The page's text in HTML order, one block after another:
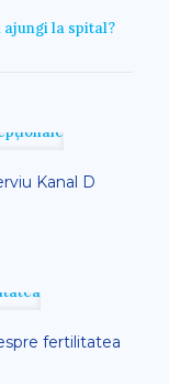
ajungi la spital?
Kanal D
fertilitatea